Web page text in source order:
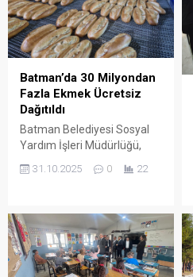
Batman’da 30 Milyondan
Fazla Ekmek Ücretsiz
Dağıtıldı
Batman Belediyesi Sosyal
Yardım İşleri Müdürlüğü,
kendi imkânlarıyla günlük 40
31.10.2025 0 22